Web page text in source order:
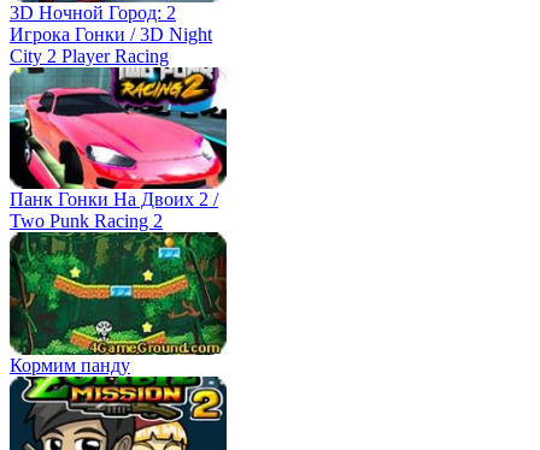
3D Ночной Город: 2
Игрока Гонки / 3D Night
City 2 Player Racing
Панк Гонки На Двоих 2 /
Two Punk Racing 2
Кормим панду